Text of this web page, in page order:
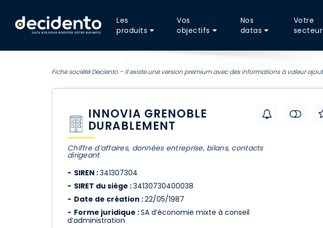
Les
produits
Vos
objectifs
Nos
datas
Votre
secteur
Fiche société Deciento – Il existe une version premium avec des informations à valeur
INNOVIA GRENOBLE
DURABLEMENT
Chiffre d’affaires, données entreprise, bilans, contacts
dirigeant
SIREN :341307304
SIRET du siège :34130730400038
Date de création :22/05/1987
Forme juridique :SA d’économie mixte à conseil
d’administration